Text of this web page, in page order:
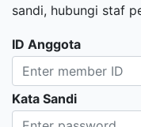
sandi, hubungi staf
ID Anggota
Kata Sandi